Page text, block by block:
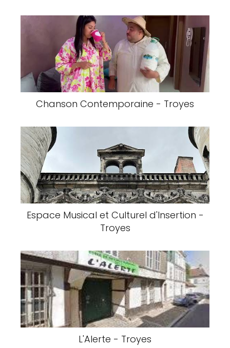
Chanson Contemporaine - Troyes
Espace Musical et Culturel d'Insertion -
Troyes
L'Alerte - Troyes